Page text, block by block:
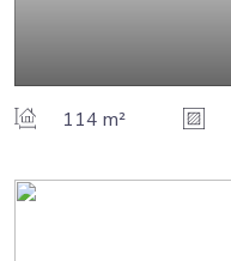
114 m²